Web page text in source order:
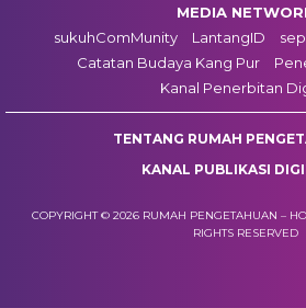
MEDIA
sukuhComMunity
LantangID
Catatan Budaya Kang Pur
Kanal Penerbitan
TENTANG RUMAH
KANAL PUBLIKASI
COPYRIGHT © 2026 RUMAH PENGETAHUAN –
RIGHTS RESERVED